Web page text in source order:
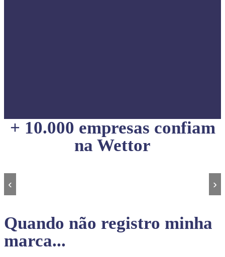
+ 10.000 empresas confiam
na Wettor
‹ ›
Quando não registro minha
marca...